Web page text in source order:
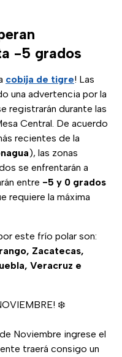
-5 grados
cobija de tigre! Las
una advertencia por la
registrarán durante las
Central. De acuerdo
recientes de la
), las zonas
se enfrentarán a
entre -5 y 0 grados
requiere la máxima
este frío polar son:
Zacatecas,
Veracruz e
❄️
Noviembre ingrese el
traerá consigo un